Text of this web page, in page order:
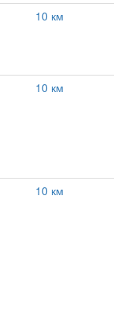
10 км
10 км
10 км